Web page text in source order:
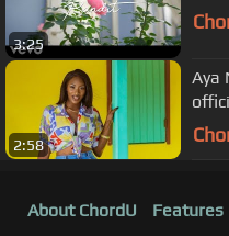
3:25
2:58
Aya
About ChordU Features